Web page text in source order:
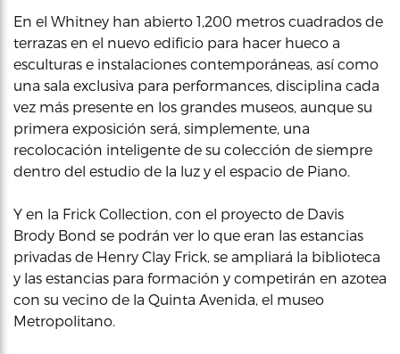
En el Whitney han abierto 1,200 metros cuadrados de
terrazas en el nuevo edificio para hacer hueco a
esculturas e instalaciones contemporáneas, así como
una sala exclusiva para performances, disciplina cada
vez más presente en los grandes museos, aunque su
primera exposición será, simplemente, una
recolocación inteligente de su colección de siempre
dentro del estudio de la luz y el espacio de Piano.
Y en la Frick Collection, con el proyecto de Davis
Brody Bond se podrán ver lo que eran las estancias
privadas de Henry Clay Frick, se ampliará la biblioteca
y las estancias para formación y competirán en azotea
con su vecino de la Quinta Avenida, el museo
Metropolitano.